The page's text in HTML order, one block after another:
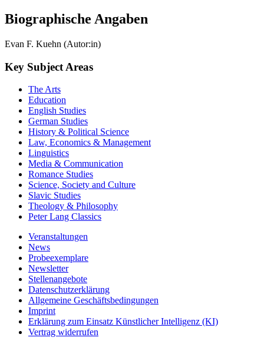
Biographische Angaben
Evan F. Kuehn (Autor:in)
Key Subject Areas
The Arts
Education
English Studies
German Studies
History & Political Science
Law, Economics & Management
Linguistics
Media & Communication
Romance Studies
Science, Society and Culture
Slavic Studies
Theology & Philosophy
Peter Lang Classics
Veranstaltungen
News
Probeexemplare
Newsletter
Stellenangebote
Datenschutzerklärung
Allgemeine Geschäftsbedingungen
Imprint
Erklärung zum Einsatz Künstlicher Intelligenz (KI)
Vertrag widerrufen